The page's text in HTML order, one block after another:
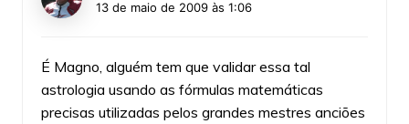
13 de maio de 2009 às 1:06
É Magno, alguém tem que validar essa tal
astrologia usando as fórmulas matemáticas
precisas utilizadas pelos grandes mestres anciões